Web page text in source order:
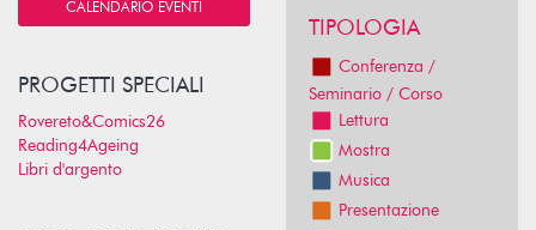
CALENDARIO EVENTI
PROGETTI SPECIALI
Rovereto&Comics26
Reading4Ageing
Libri d'argento
TIPOLOGIA
Conferenza /
Seminario / Corso
Lettura
Mostra
Musica
Presentazione